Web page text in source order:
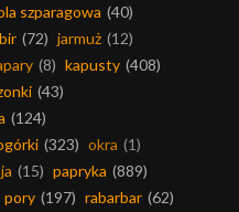
szparagowa (40)
(72) jarmuż (12)
(8) kapusty (408)
(43)
(124)
(323) okra (1)
(15) papryka (889)
pory (197) rabarbar (62)